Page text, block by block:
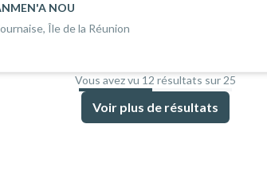
NOU
Île de la Réunion
Vous avez vu 12 résultats sur 25
48 %
Voir plus de résultats